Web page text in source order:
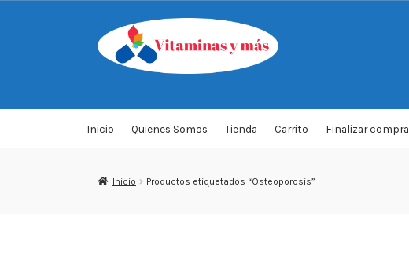
Saltar
a
navegación
al
contenido
Inicio Quienes Somos Tienda Carrito Finalizar compra
Inicio Productos etiquetados “Osteoporosis”